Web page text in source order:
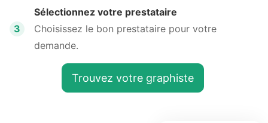
3
Sélectionnez votre prestataire
Choisissez le bon prestataire pour votre
demande.
Trouvez votre graphiste